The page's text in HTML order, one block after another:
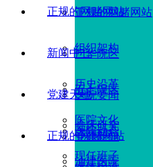
正规的网赌网站
组织架构
历史沿革
医院文化
现任班子
正规的网赌网站
广华院区
五七院区
临床研究
油建医院
新闻中心
医院要闻
医院动态
党建天地
党建新闻
正规的网赌网站